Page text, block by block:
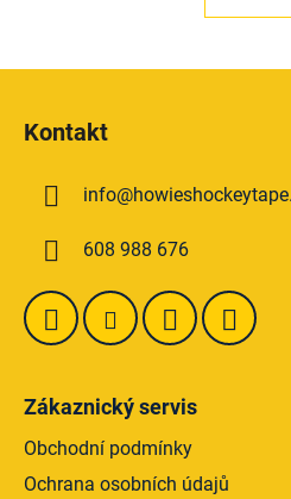
Kontakt
info@
608 988 676
Zákaznický servis
Obchodní podmínky
Ochrana osobních údajů